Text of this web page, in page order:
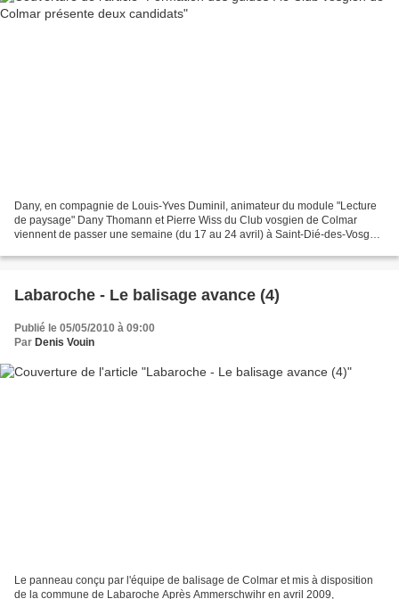
Dany, en compagnie de Louis-Yves Duminil, animateur du module "Lecture
de paysage" Dany Thomann et Pierre Wiss du Club vosgien de Colmar
viennent de passer une semaine (du 17 au 24 avril) à Saint-Dié-des-Vosges
Labaroche - Le balisage avance (4)
Publié le 05/05/2010 à 09:00
Par Denis Vouin
Le panneau conçu par l'équipe de balisage de Colmar et mis à disposition
de la commune de Labaroche Après Ammerschwihr en avril 2009,